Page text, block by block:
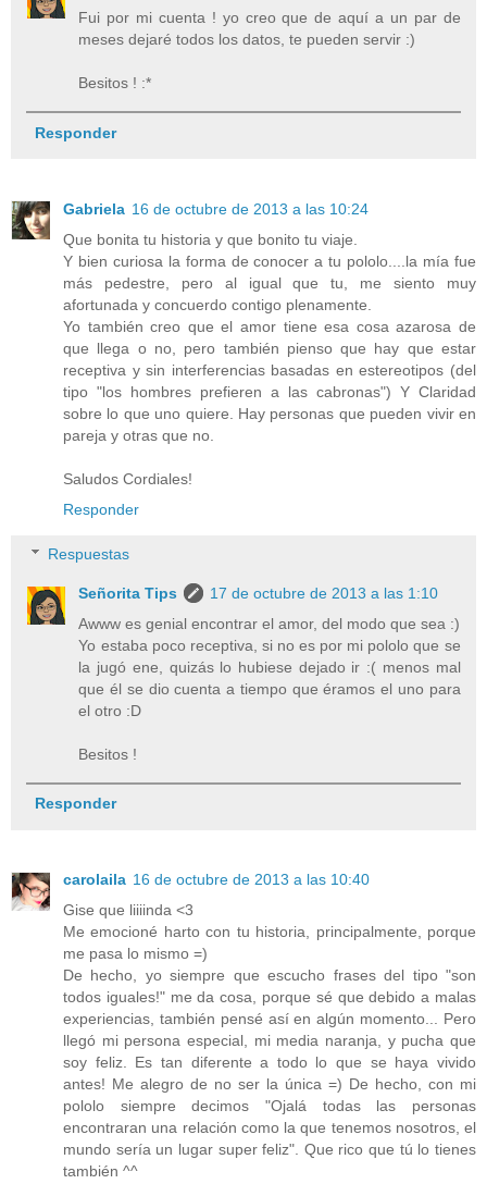
Fui por mi cuenta ! yo creo que de aquí a un par de
meses dejaré todos los datos, te pueden servir :)
Besitos ! :*
Responder
Gabriela 16 de octubre de 2013 a las 10:24
Que bonita tu historia y que bonito tu viaje.
Y bien curiosa la forma de conocer a tu pololo....la mía fue
más pedestre, pero al igual que tu, me siento muy
afortunada y concuerdo contigo plenamente.
Yo también creo que el amor tiene esa cosa azarosa de
que llega o no, pero también pienso que hay que estar
receptiva y sin interferencias basadas en estereotipos (del
tipo "los hombres prefieren a las cabronas") Y Claridad
sobre lo que uno quiere. Hay personas que pueden vivir en
pareja y otras que no.
Saludos Cordiales!
Responder
Respuestas
Señorita Tips
17 de octubre de 2013 a las 1:10
Awww es genial encontrar el amor, del modo que sea :)
Yo estaba poco receptiva, si no es por mi pololo que se
la jugó ene, quizás lo hubiese dejado ir :( menos mal
que él se dio cuenta a tiempo que éramos el uno para
el otro :D
Besitos !
Responder
carolaila 16 de octubre de 2013 a las 10:40
Gise que liiiinda <3
Me emocioné harto con tu historia, principalmente, porque
me pasa lo mismo =)
De hecho, yo siempre que escucho frases del tipo "son
todos iguales!" me da cosa, porque sé que debido a malas
experiencias, también pensé así en algún momento... Pero
llegó mi persona especial, mi media naranja, y pucha que
soy feliz. Es tan diferente a todo lo que se haya vivido
antes! Me alegro de no ser la única =) De hecho, con mi
pololo siempre decimos "Ojalá todas las personas
encontraran una relación como la que tenemos nosotros, el
mundo sería un lugar super feliz". Que rico que tú lo tienes
también ^^